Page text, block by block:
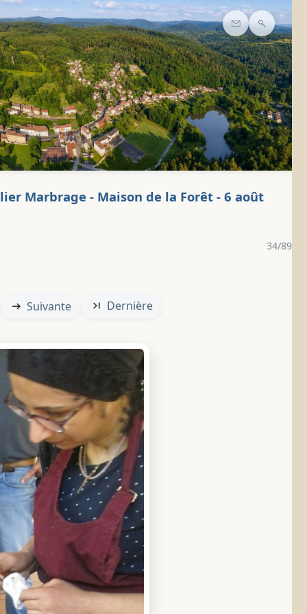
Contact
Marbrage - Maison de la Forêt - 6 août
34/89
Suivante Dernière